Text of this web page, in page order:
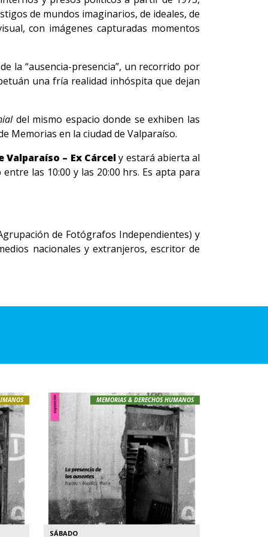
de mundos imaginarios, de ideales, de
con imágenes capturadas momentos
la “ausencia-presencia”, un recorrido por
una fría realidad inhóspita que dejan
del mismo espacio donde se exhiben las
Memorias en la ciudad de Valparaíso.
– Ex Cárcely estará abierta al
las 10:00 y las 20:00 hrs. Es apta para
de Fotógrafos Independientes) y
nacionales y extranjeros, escritor de
MEMORIAS & DERECHOS HUMANOS
SÁBADO